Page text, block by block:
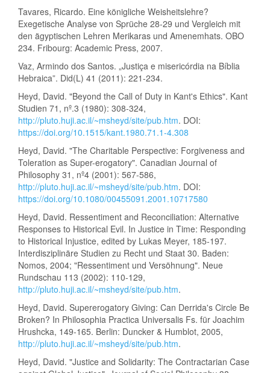
Tavares, Ricardo. Eine königliche Weisheitslehre?
Exegetische Analyse von Sprüche 28-29 und Vergleich mit
den ägyptischen Lehren Merikaras und Amenemhats. OBO
234. Fribourg: Academic Press, 2007.
Vaz, Armindo dos Santos. „Justiça e misericórdia na Bíblia
Hebraica”. Did(L) 41 (2011): 221-234.
Heyd, David. "Beyond the Call of Duty in Kant's Ethics". Kant
Studien 71, nº.3 (1980): 308-324,
http://pluto.huji.ac.il/~msheyd/site/pub.htm. DOI:
https://doi.org/10.1515/kant.1980.71.1-4.308
Heyd, David. "The Charitable Perspective: Forgiveness and
Toleration as Super-erogatory". Canadian Journal of
Philosophy 31, nº4 (2001): 567-586,
http://pluto.huji.ac.il/~msheyd/site/pub.htm. DOI:
https://doi.org/10.1080/00455091.2001.10717580
Heyd, David. Ressentiment and Reconciliation: Alternative
Responses to Historical Evil. In Justice in Time: Responding
to Historical Injustice, edited by Lukas Meyer, 185-197.
Interdisziplinäre Studien zu Recht und Staat 30. Baden:
Nomos, 2004; "Ressentiment und Versöhnung". Neue
Rundschau 113 (2002): 110-129,
http://pluto.huji.ac.il/~msheyd/site/pub.htm.
Heyd, David. Supererogatory Giving: Can Derrida's Circle Be
Broken? In Philosophia Practica Universalis Fs. für Joachim
Hrushcka, 149-165. Berlin: Duncker & Humblot, 2005,
http://pluto.huji.ac.il/~msheyd/site/pub.htm.
Heyd, David. "Justice and Solidarity: The Contractarian Case